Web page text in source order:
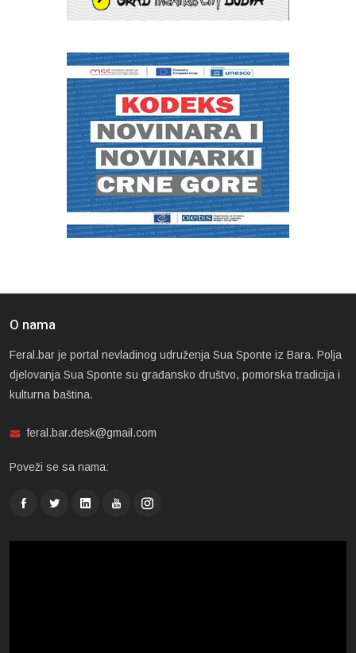
O nama
Feral.bar je portal nevladinog udruženja Sua Sponte iz Bara. Polja
djelovanja Sua Sponte su građansko društvo, pomorska tradicija i
kulturna baština.
feral.bar.desk@gmail.com
Poveži se sa nama: